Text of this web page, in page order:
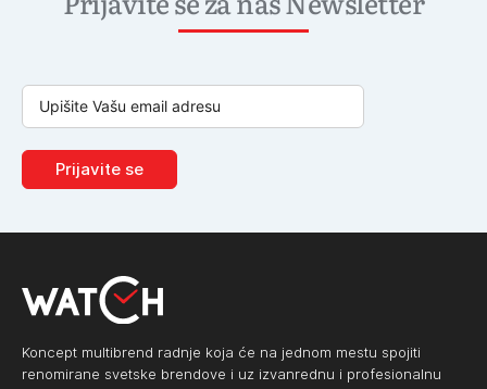
Prijavite se
Koncept multibrend radnje koja će na jednom mestu spojiti
renomirane svetske brendove i uz izvanrednu i profesionalnu